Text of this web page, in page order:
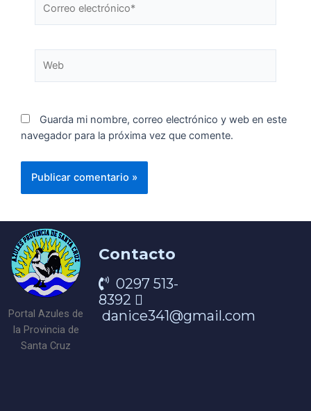
Guarda mi nombre, correo electrónico y web en este
navegador para la próxima vez que comente.
Portal Azules de
la Provincia de
Santa Cruz
Contacto
0297 513-
8392
danice341@gmail.com